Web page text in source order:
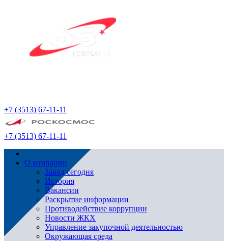
+7 (3513) 67-11-11
+7 (3513) 67-11-11
О компании
Завод сегодня
История
Вакансии
Раскрытие информации
Противодействие коррупции
Новости ЖКХ
Управление закупочной деятельностью
Окружающая среда